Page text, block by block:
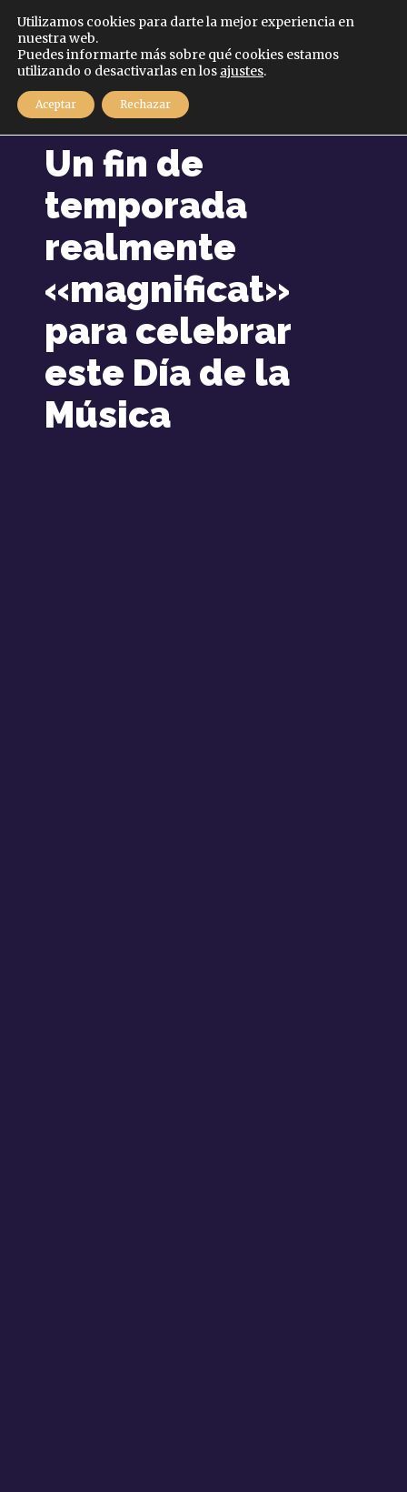
MENÚ
Un fin de
temporada
realmente
«magnificat»
para celebrar
este Día de la
Música
Español
Utilizamos cookies para darte la mejor experiencia en
nuestra web.
Puedes informarte más sobre qué cookies estamos
utilizando o desactivarlas en los ajustes.
Aceptar Rechazar